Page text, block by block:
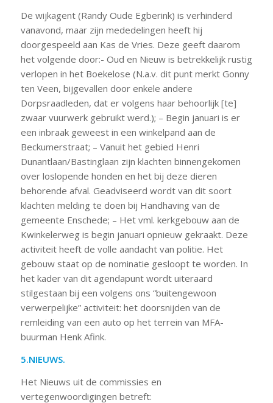
De wijkagent (Randy Oude Egberink) is verhinderd
vanavond, maar zijn mededelingen heeft hij
doorgespeeld aan Kas de Vries. Deze geeft daarom
het volgende door:- Oud en Nieuw is betrekkelijk rustig
verlopen in het Boekelose (N.a.v. dit punt merkt Gonny
ten Veen, bijgevallen door enkele andere
Dorpsraadleden, dat er volgens haar behoorlijk [te]
zwaar vuurwerk gebruikt werd.); – Begin januari is er
een inbraak geweest in een winkelpand aan de
Beckumerstraat; – Vanuit het gebied Henri
Dunantlaan/Bastinglaan zijn klachten binnengekomen
over loslopende honden en het bij deze dieren
behorende afval. Geadviseerd wordt van dit soort
klachten melding te doen bij Handhaving van de
gemeente Enschede; – Het vml. kerkgebouw aan de
Kwinkelerweg is begin januari opnieuw gekraakt. Deze
activiteit heeft de volle aandacht van politie. Het
gebouw staat op de nominatie gesloopt te worden. In
het kader van dit agendapunt wordt uiteraard
stilgestaan bij een volgens ons “buitengewoon
verwerpelijke” activiteit: het doorsnijden van de
remleiding van een auto op het terrein van MFA-
buurman Henk Afink.
5.NIEUWS.
Het Nieuws uit de commissies en
vertegenwoordigingen betreft: